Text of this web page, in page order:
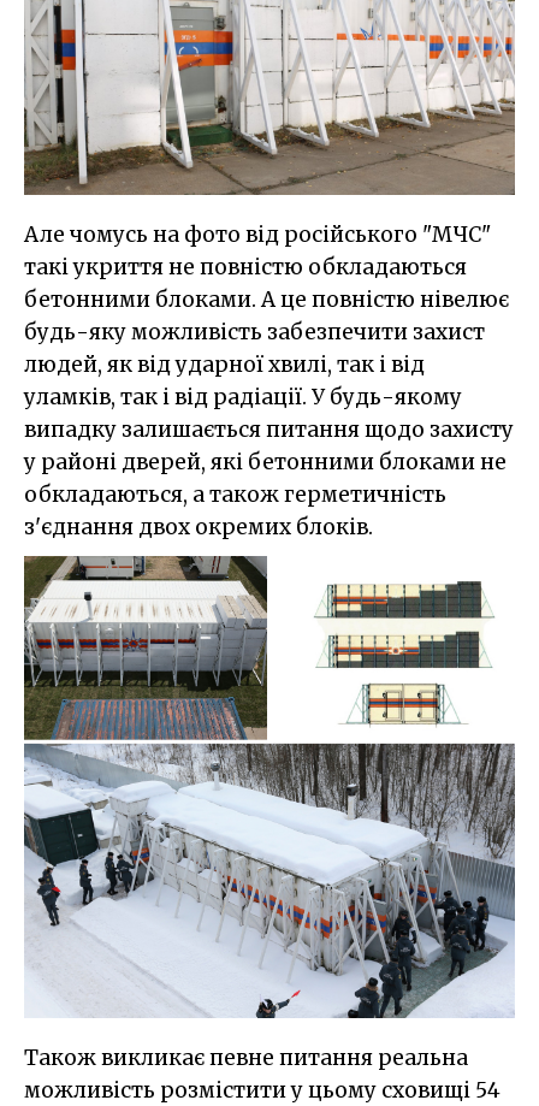
Але чомусь на фото від російського "МЧС"
такі укриття не повністю обкладаються
бетонними блоками. А це повністю нівелює
будь-яку можливість забезпечити захист
людей, як від ударної хвилі, так і від
уламків, так і від радіації. У будь-якому
випадку залишається питання щодо захисту
у районі дверей, які бетонними блоками не
обкладаються, а також герметичність
з'єднання двох окремих блоків.
Також викликає певне питання реальна
можливість розмістити у цьому сховищі 54